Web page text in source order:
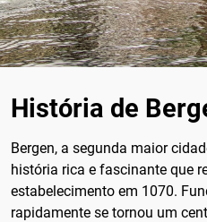
História de
Bergen, a segunda maior
história rica e fascinante que
estabelecimento em 1070.
rapidamente se tornou um